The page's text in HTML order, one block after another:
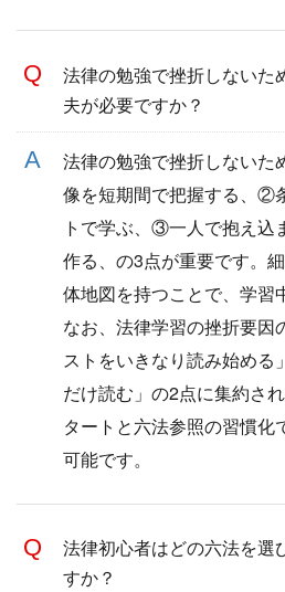
法律の勉強で挫折しないた
夫が必要ですか？
法律の勉強で挫折しない
像を短期間で把握する、②
トで学ぶ、③一人で抱え込
作る、の3点が重要です。
体地図を持つことで、学習
なお、法律学習の挫折要因
ストをいきなり読み始める
だけ読む」の2点に集約さ
タートと六法参照の習慣化
可能です。
法律初心者はどの六法を選
すか？